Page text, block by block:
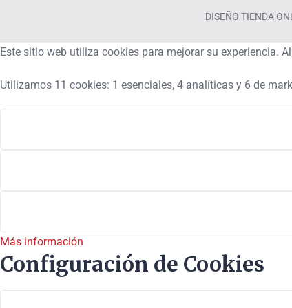
DISEÑO TIENDA
Este sitio web utiliza cookies para mejorar su experiencia.
Utilizamos 11 cookies: 1 esenciales, 4 analíticas y 6 de
Más información
Configuración de Cookies